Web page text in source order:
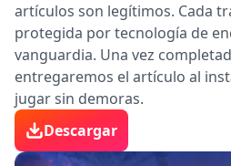
artículos son legítimos. Cada
protegida por tecnología de
vanguardia. Una vez
entregaremos el artículo al
jugar sin demoras.
Descargar